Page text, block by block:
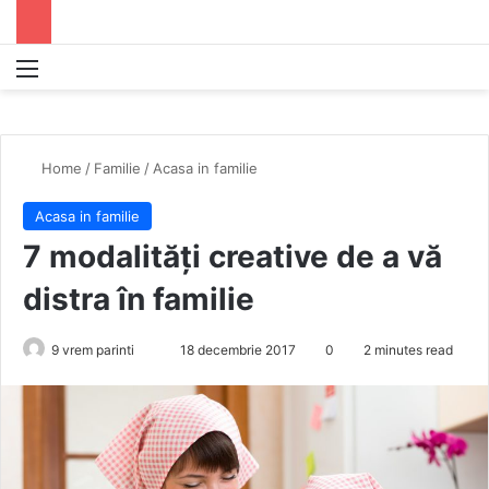
Home / Familie / Acasa in familie
Acasa in familie
7 modalități creative de a vă
distra în familie
9 vrem parinti
n
d
a
n
18 decembrie 2017 0 2 minutes read